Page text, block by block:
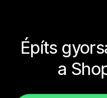
Építs
a